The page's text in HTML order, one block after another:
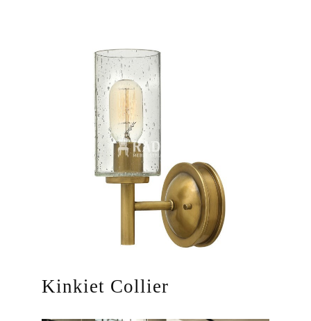
Kinkiet Collier